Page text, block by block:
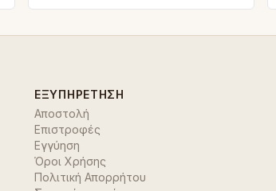
ΕΞΥΠΗΡΈΤΗΣΗ
Αποστολή
Επιστροφές
Εγγύηση
Όροι Χρήσης
Πολιτική Απορρήτου